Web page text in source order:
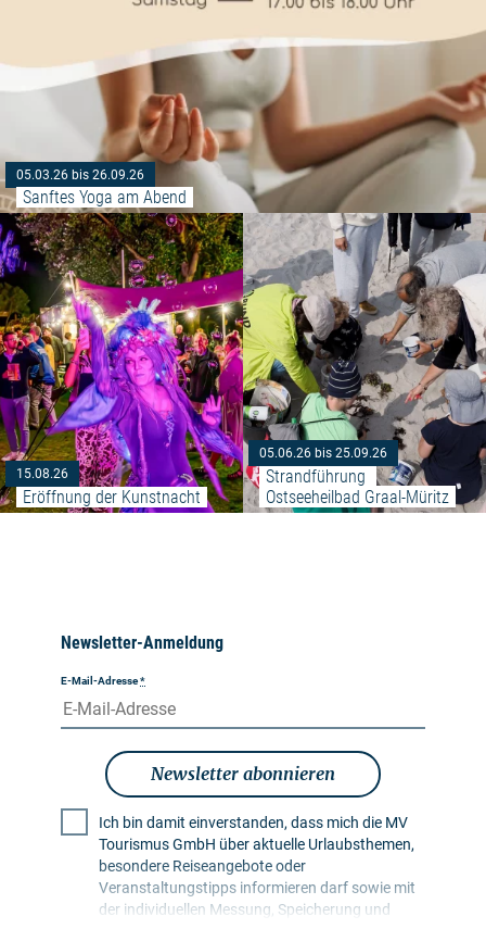
05.03.26 bis 26.09.26
Sanftes Yoga am Abend
15.08.26
Eröffnung der Kunstnacht
Weiterlesen: "Eröffnung der
05.06.26 bis 25.09.26
Strandführung
Ostseeheilbad Graal-Müritz
Newsletter-Anmeldung
E-Mail-Adresse*
Newsletter abonnieren
Ich bin damit einverstanden, dass mich die MV
Tourismus GmbH über aktuelle Urlaubsthemen,
besondere Reiseangebote oder
Veranstaltungstipps informieren darf sowie mit
der individuellen Messung, Speicherung und